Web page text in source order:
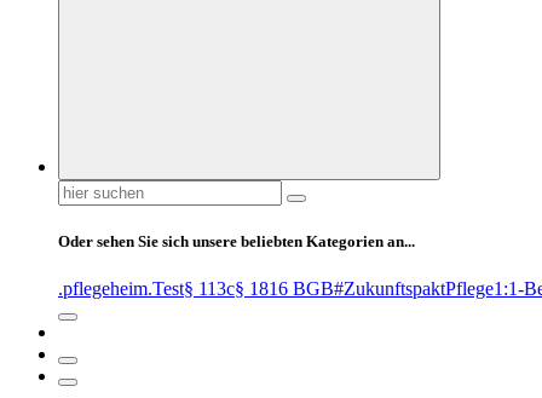
Suchen
nach:
Oder sehen Sie sich unsere beliebten Kategorien an...
.pflegeheim.Test§ 113c§ 1816 BGB#ZukunftspaktPflege1:1-